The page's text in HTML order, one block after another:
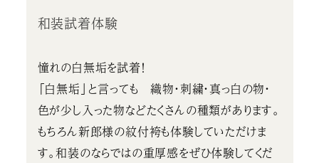
和装試着体験
憧れの白無垢を試着！
「白無垢」と言っても 織物・刺繍・真っ白の物・
色が少し入った物などたくさんの種類があります。
もちろん新郎様の紋付袴も体験していただけま
す。和装のならではの重厚感をぜひ体験してくだ